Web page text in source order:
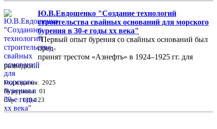
Ю.В.Евдошенко "Создание технологий
строительства свайных оснований для морского
бурения в 30-е годы хх века"
"Первый опыт бурения со свайных оснований был
пред-
принят трестом «Азнефть» в 1924–1925 гг. для
разведки...
Год издания: 2025
№ журнала: 01
Стр. : 119-123